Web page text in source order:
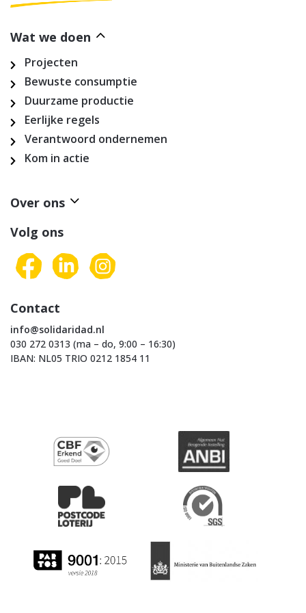
Wat we doen
Projecten
Bewuste consumptie
Duurzame productie
Eerlijke regels
Verantwoord ondernemen
Kom in actie
Over ons
Volg ons
Contact
info@solidaridad.nl
030 272 0313 (ma – do, 9:00 – 16:30)
IBAN: NL05 TRIO 0212 1854 11